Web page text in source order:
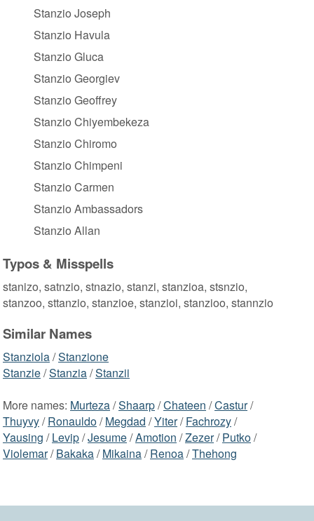
Stanzio Joseph
Stanzio Havula
Stanzio Gluca
Stanzio Georgiev
Stanzio Geoffrey
Stanzio Chiyembekeza
Stanzio Chiromo
Stanzio Chimpeni
Stanzio Carmen
Stanzio Ambassadors
Stanzio Allan
Typos & Misspells
stanizo, satnzio, stnazio, stanzi, stanzioa, stsnzio,
stanzoo, sttanzio, stanzioe, stanzioi, stanzioo, stannzio
Similar Names
Stanziola/Stanzione
Stanzie/Stanzia/Stanzii
More names: Murteza/Shaarp/Chateen /Castur/
Thuyvy/Ronauldo/Megdad /Yiter/Fachrozy/
Yausing /Levip/Jesume/Amotion /Zezer/Putko/
Violemar/Bakaka/Mikaina/Renoa/Thehong